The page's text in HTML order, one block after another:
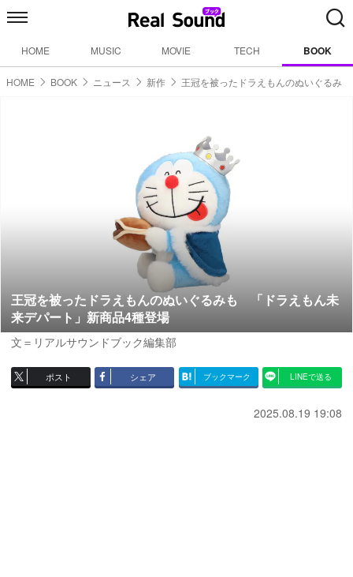
HOME MUSIC MOVIE TECH BOOK
HOME BOOK ニュース 新作 王冠を被ったドラえもんのぬいぐるみ
王冠を被ったドラえもんのぬいぐるみも 「ドラえもん未
来デパート」新商品4種登場
文＝リアルサウンドブック編集部
ポスト シェア ブックマーク LINEで送る
2025.08.19 19:08